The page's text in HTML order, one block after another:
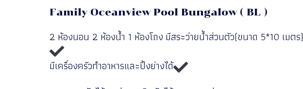
Family Oceanview Pool Bungalow ( BL )
2 ห้องนอน 2 ห้องน้ำ 1 ห้องโถง มีสระว่ายน้ำส่วนตัว(ขนาด 5*10 เมตร)
มีเครื่องครัวทำอาหารและปิ้งย่างได้